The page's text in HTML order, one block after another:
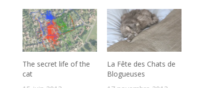
The secret life of the
cat
La Fête des Chats de
Blogueuses